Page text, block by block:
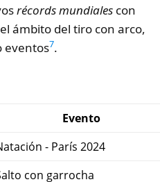
récords mundiales con
ámbito del tiro con arco,
eventos7.
Evento
- París 2024
con garrocha